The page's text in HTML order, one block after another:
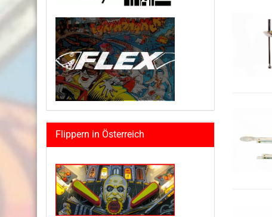
Flippern in Österreich